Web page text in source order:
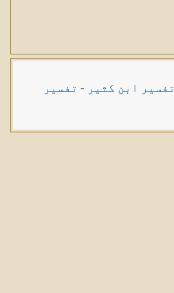
تفسیر ابن کثیر - تفسیر